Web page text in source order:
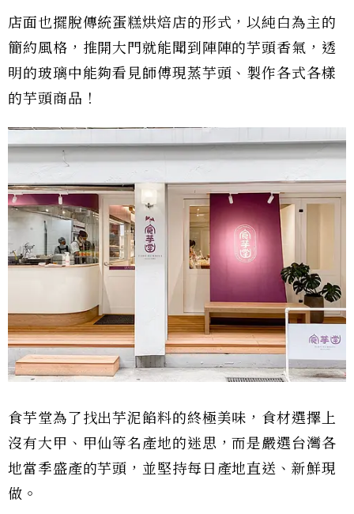
店面也擺脫傳統蛋糕烘焙店的形式，以純白為主的
簡約風格，推開大門就能聞到陣陣的芋頭香氣，透
明的玻璃中能夠看見師傅現蒸芋頭、製作各式各樣
的芋頭商品！
食芋堂為了找出芋泥餡料的終極美味，食材選擇上
沒有大甲、甲仙等名產地的迷思，而是嚴選台灣各
地當季盛產的芋頭，並堅持每日產地直送、新鮮現
做。